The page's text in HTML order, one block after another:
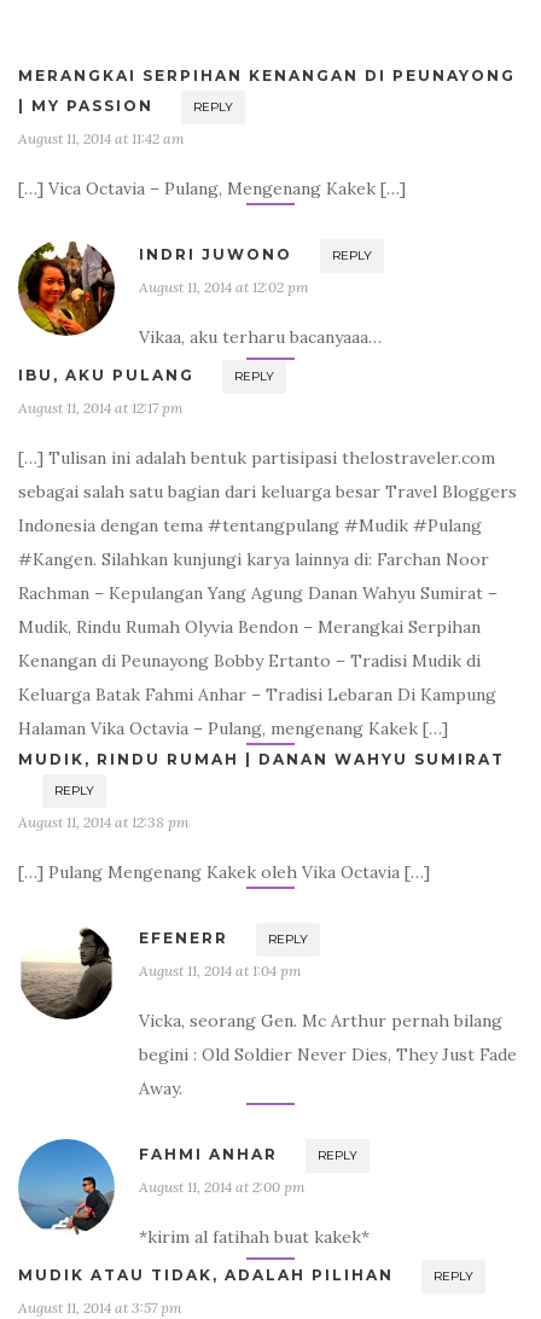
MERANGKAI SERPIHAN KENANGAN DI PEUNAYONG
| MY PASSION
REPLY
August 11, 2014 at 11:42 am
[…] Vica Octavia – Pulang, Mengenang Kakek […]
INDRI JUWONO REPLY
August 11, 2014 at 12:02 pm
Vikaa, aku terharu bacanyaaa…
IBU, AKU PULANG REPLY
August 11, 2014 at 12:17 pm
[…] Tulisan ini adalah bentuk partisipasi thelostraveler.com
sebagai salah satu bagian dari keluarga besar Travel Bloggers
Indonesia dengan tema #tentangpulang #Mudik #Pulang
#Kangen. Silahkan kunjungi karya lainnya di: Farchan Noor
Rachman – Kepulangan Yang Agung Danan Wahyu Sumirat –
Mudik, Rindu Rumah Olyvia Bendon – Merangkai Serpihan
Kenangan di Peunayong Bobby Ertanto – Tradisi Mudik di
Keluarga Batak Fahmi Anhar – Tradisi Lebaran Di Kampung
Halaman Vika Octavia – Pulang, mengenang Kakek […]
MUDIK, RINDU RUMAH | DANAN WAHYU SUMIRAT
REPLY
August 11, 2014 at 12:38 pm
[…] Pulang Mengenang Kakek oleh Vika Octavia […]
EFENERR REPLY
August 11, 2014 at 1:04 pm
Vicka, seorang Gen. Mc Arthur pernah bilang
begini : Old Soldier Never Dies, They Just Fade
Away.
FAHMI ANHAR REPLY
August 11, 2014 at 2:00 pm
*kirim al fatihah buat kakek*
MUDIK ATAU TIDAK, ADALAH PILIHAN REPLY
August 11, 2014 at 3:57 pm